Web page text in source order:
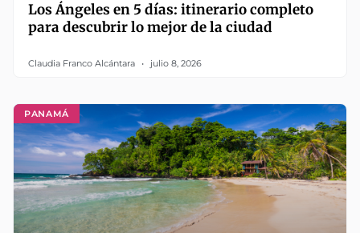
Los Ángeles en 5 días: itinerario completo
para descubrir lo mejor de la ciudad
Claudia Franco Alcántara julio 8, 2026
PANAMÁ